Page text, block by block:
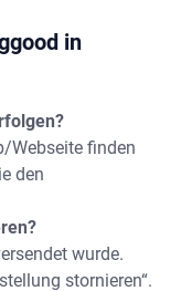
in
Webseite finden
den
wurde.
stornieren“.